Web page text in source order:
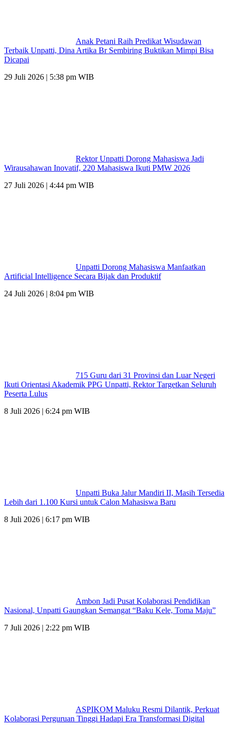
Anak Petani Raih Predikat Wisudawan
Terbaik Unpatti, Dina Artika Br Sembiring Buktikan Mimpi Bisa
Dicapai
29 Juli 2026 | 5:38 pm WIB
Rektor Unpatti Dorong Mahasiswa Jadi
Wirausahawan Inovatif, 220 Mahasiswa Ikuti PMW 2026
27 Juli 2026 | 4:44 pm WIB
Unpatti Dorong Mahasiswa Manfaatkan
Artificial Intelligence Secara Bijak dan Produktif
24 Juli 2026 | 8:04 pm WIB
715 Guru dari 31 Provinsi dan Luar Negeri
Ikuti Orientasi Akademik PPG Unpatti, Rektor Targetkan Seluruh
Peserta Lulus
8 Juli 2026 | 6:24 pm WIB
Unpatti Buka Jalur Mandiri II, Masih Tersedia
Lebih dari 1.100 Kursi untuk Calon Mahasiswa Baru
8 Juli 2026 | 6:17 pm WIB
Ambon Jadi Pusat Kolaborasi Pendidikan
Nasional, Unpatti Gaungkan Semangat “Baku Kele, Toma Maju”
7 Juli 2026 | 2:22 pm WIB
ASPIKOM Maluku Resmi Dilantik, Perkuat
Kolaborasi Perguruan Tinggi Hadapi Era Transformasi Digital